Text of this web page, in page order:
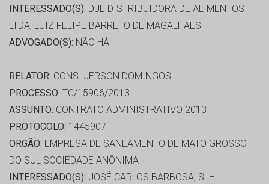
INTERESSADO(S): DJE DISTRIBUIDORA DE ALIMENTOS
LTDA, LUIZ FELIPE BARRETO DE MAGALHAES
ADVOGADO(S): NÃO HÁ
RELATOR: CONS. JERSON DOMINGOS
PROCESSO: TC/15906/2013
ASSUNTO: CONTRATO ADMINISTRATIVO 2013
PROTOCOLO: 1445907
ORGÃO: EMPRESA DE SANEAMENTO DE MATO GROSSO
DO SUL SOCIEDADE ANÔNIMA
INTERESSADO(S): JOSÉ CARLOS BARBOSA, S. H.